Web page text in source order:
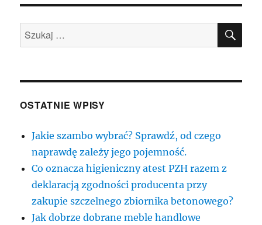
Szukaj:
OSTATNIE WPISY
Jakie szambo wybrać? Sprawdź, od czego
naprawdę zależy jego pojemność.
Co oznacza higieniczny atest PZH razem z
deklaracją zgodności producenta przy
zakupie szczelnego zbiornika betonowego?
Jak dobrze dobrane meble handlowe